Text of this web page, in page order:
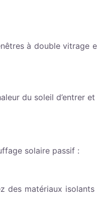
à double vitrage
du soleil d’entrer
solaire passif :
matériaux